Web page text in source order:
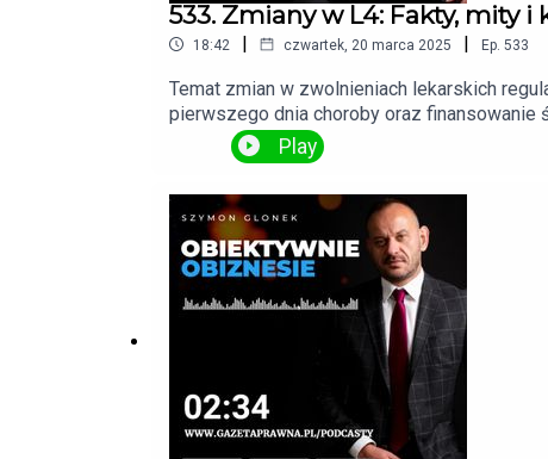
533. Zmiany w L4: Fakty, mity
18:42 | czwartek, 20 marca 2025 | Ep. 533
Temat zmian w zwolnieniach lekarskich
pierwszego dnia choroby oraz finansowanie
Play